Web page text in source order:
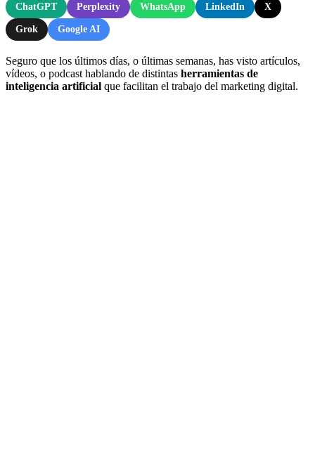
ChatGPT Perplexity WhatsApp LinkedIn X
Grok Google AI
Seguro que los últimos días, o últimas semanas, has visto artículos,
vídeos, o podcast hablando de distintas herramientas de
inteligencia artificial que facilitan el trabajo del marketing digital.